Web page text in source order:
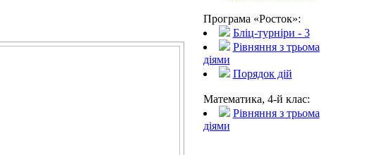
Програма «Росток»:
Бліц-турніри - 3
Рівняння з трьома
діями
Порядок дій
Математика, 4-й клас:
Рівняння з трьома
діями